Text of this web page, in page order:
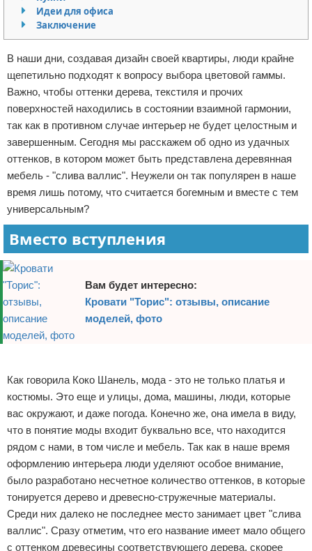
Домашний быт
Сантехника
Безопасность
Стройматериалы
Разное
Отказ от ответственности
Идеи для офиса
Заключение
В наши дни, создавая дизайн своей квартиры, люди крайне
щепетильно подходят к вопросу выбора цветовой гаммы.
Важно, чтобы оттенки дерева, текстиля и прочих
поверхностей находились в состоянии взаимной гармонии,
так как в противном случае интерьер не будет целостным и
завершенным. Сегодня мы расскажем об одно из удачных
оттенков, в котором может быть представлена деревянная
мебель - "слива валлис". Неужели он так популярен в наше
время лишь потому, что считается богемным и вместе с тем
универсальным?
Вместо вступления
Вам будет интересно:
Кровати "Торис": отзывы, описание
моделей, фото
Как говорила Коко Шанель, мода - это не только платья и
костюмы. Это еще и улицы, дома, машины, люди, которые
вас окружают, и даже погода. Конечно же, она имела в виду,
что в понятие моды входит буквально все, что находится
рядом с нами, в том числе и мебель. Так как в наше время
оформлению интерьера люди уделяют особое внимание,
было разработано несчетное количество оттенков, в которые
тонируется дерево и древесно-стружечные материалы.
Среди них далеко не последнее место занимает цвет "слива
валлис". Сразу отметим, что его название имеет мало общего
с оттенком древесины соответствующего дерева, скорее